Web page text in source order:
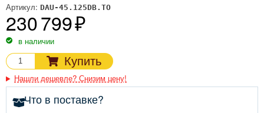
Артикул: DAU-45.125DB.TO
230 799
в наличии
Купить
Нашли дешевле? Снизим цену!
Что в поставке?